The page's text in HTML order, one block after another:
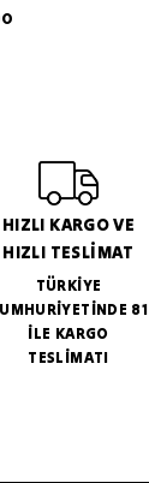
HIZLI KARGO VE
HIZLI TESLİMAT
TÜRKİYE
81
İLE KARGO
TESLİMATI